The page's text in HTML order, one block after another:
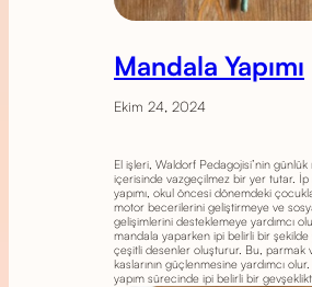
Mandala Yapımı
Ekim 24, 2024
El işleri, Waldorf Pedagojisi’nin günlük
içerisinde vazgeçilmez bir yer tutar. İp
yapımı, okul öncesi dönemdeki
motor becerilerini geliştirmeye ve
gelişimlerini desteklemeye yardımcı
mandala yaparken ipi belirli bir
çeşitli desenler oluşturur. Bu, parmak
kaslarının güçlenmesine yardımcı
yapım sürecinde ipi belirli bir